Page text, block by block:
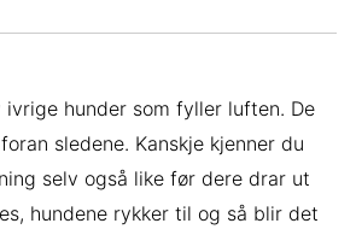
ivrige hunder som fyller luften. De
sledene. Kanskje kjenner du
selv også like før dere drar ut
hundene rykker til og så blir det